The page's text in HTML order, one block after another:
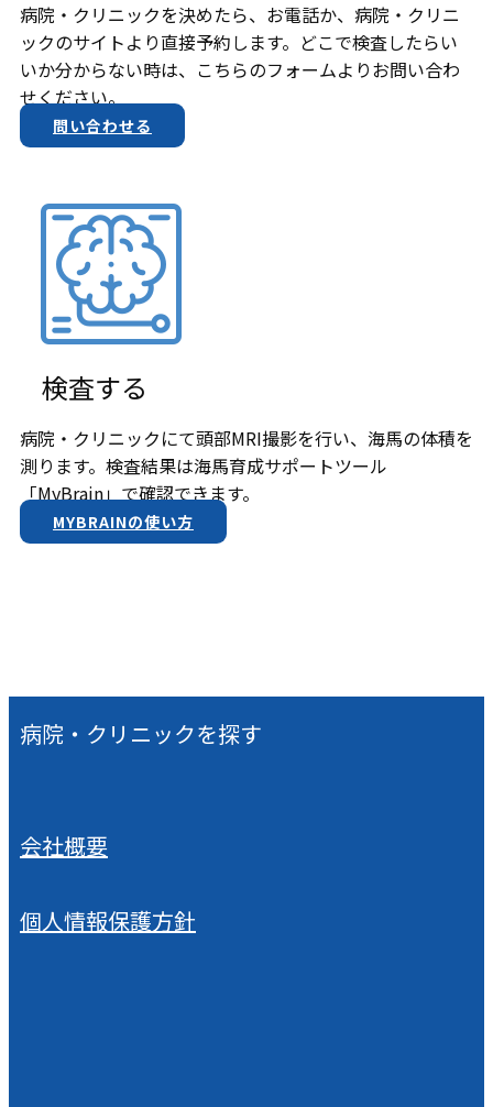
病院・クリニックを決めたら、お電話か、​病院・クリニ
ックのサイトより直接予約します。どこで検査したらい
いか分からない時は、こちらのフォームよりお問い合わ
せください。
問い合わせる
検査する
病院・クリニックにて頭部MRI撮影を行い、海馬の体積を
測ります。検査結果は​海馬育成サポートツール
「MyBrain」で確認できます。
MYBRAINの使い方
病院・クリニックを探す
会社概要
個人情報保護方針